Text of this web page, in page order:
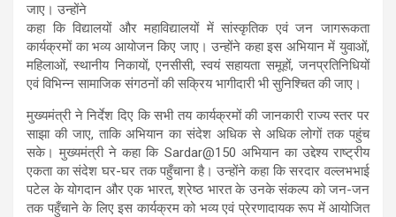
जाए। उन्होंने
कहा कि विद्यालयों और महाविद्यालयों में सांस्कृतिक एवं जन जागरूकता
कार्यक्रमों का भव्य आयोजन किए जाए। उन्होंने कहा इस अभियान में युवाओं,
महिलाओं, स्थानीय निकायों, एनसीसी, स्वयं सहायता समूहों, जनप्रतिनिधियों
एवं विभिन्न सामाजिक संगठनों की सक्रिय भागीदारी भी सुनिश्चित की जाए।
मुख्यमंत्री ने निर्देश दिए कि सभी तय कार्यक्रमों की जानकारी राज्य स्तर पर
साझा की जाए, ताकि अभियान का संदेश अधिक से अधिक लोगों तक पहुंच
सके। मुख्यमंत्री ने कहा कि Sardar@150 अभियान का उद्देश्य राष्ट्रीय
एकता का संदेश घर-घर तक पहुँचाना है। उन्होंने कहा कि सरदार वल्लभभाई
पटेल के योगदान और एक भारत, श्रेष्ठ भारत के उनके संकल्प को जन-जन
तक पहुँचाने के लिए इस कार्यक्रम को भव्य एवं प्रेरणादायक रूप में आयोजित